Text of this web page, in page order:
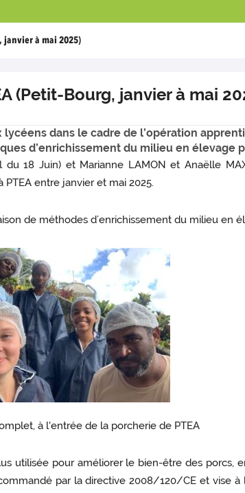
janvier à mai 2025)
(Petit-Bourg, janvier à mai
dans le cadre de l’opération
d’enrichissement du milieu en élevage
du 18 Juin) et Marianne LAMON et Anaëlle
entre janvier et mai 2025.
de méthodes d’enrichissement du milieu en
à l'entrée de la porcherie de PTEA
utilisée pour améliorer le bien-être des porcs,
par la directive 2008/120/CE et vise à